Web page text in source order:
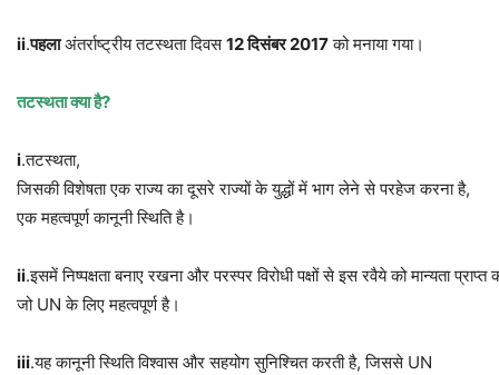
ii.पहलाअंतर्राष्ट्रीय तटस्थता दिवस12दिसंबर2017को मनाया गया।
तटस्थताक्याहै?
i.तटस्थता,
जिसकी विशेषता एक राज्य का दूसरे राज्यों के युद्धों में भाग लेने से परहेज करना है,
एक महत्वपूर्ण कानूनी स्थिति है।
ii.इसमें निष्पक्षता बनाए रखना और परस्पर विरोधी पक्षों से इस रवैये को मान्यता प्राप्त
जो UN के लिए महत्वपूर्ण है।
iii.यह कानूनी स्थिति विश्वास और सहयोग सुनिश्चित करती है, जिससे UN